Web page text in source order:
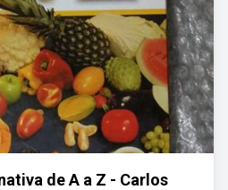
de A a Z - Carlos